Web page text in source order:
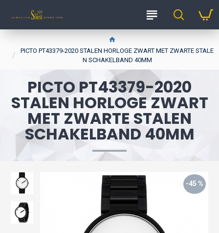
PICTO PT43379-2020 STALEN HORLOGE ZWART MET ZWARTE STALE
N SCHAKELBAND 40MM
PICTO PT43379-2020
STALEN HORLOGE ZWART
MET ZWARTE STALEN
SCHAKELBAND 40MM
-45 %